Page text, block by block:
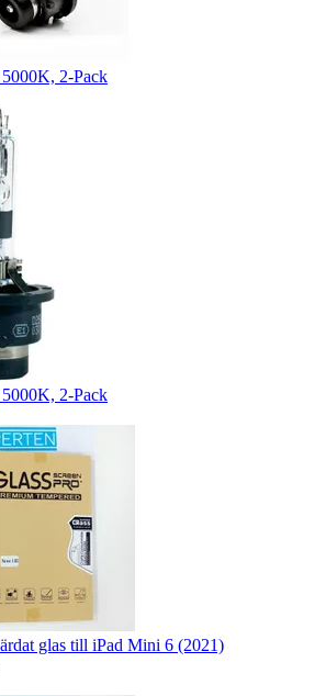
2-Pack
2-Pack
glas till iPad Mini 6 (2021)